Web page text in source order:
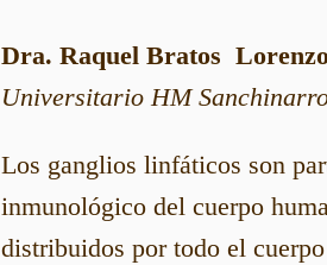
Dra. Raquel Bratos
Universitario HM
Los ganglios linfáticos son
inmunológico del cuerpo
distribuidos por todo el